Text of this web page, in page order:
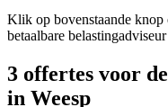
Klik op bovenstaande knop
betaalbare
3 offertes voor
in Weesp